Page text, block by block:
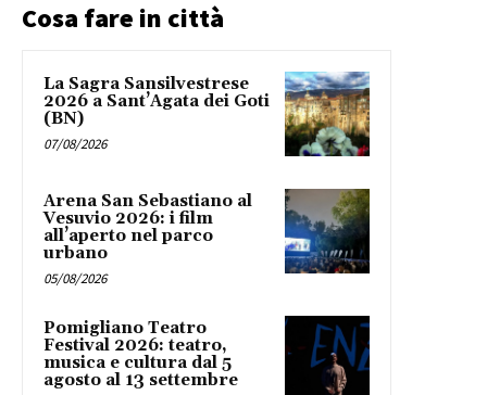
Cosa fare in città
La Sagra Sansilvestrese
2026 a Sant’Agata dei Goti
(BN)
07/08/2026
Arena San Sebastiano al
Vesuvio 2026: i film
all’aperto nel parco
urbano
05/08/2026
Pomigliano Teatro
Festival 2026: teatro,
musica e cultura dal 5
agosto al 13 settembre